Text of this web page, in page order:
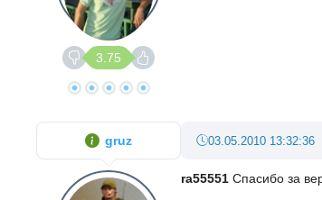
3.75
03.05.2010 13:32:36
ra55551 Спасибо за
gruz